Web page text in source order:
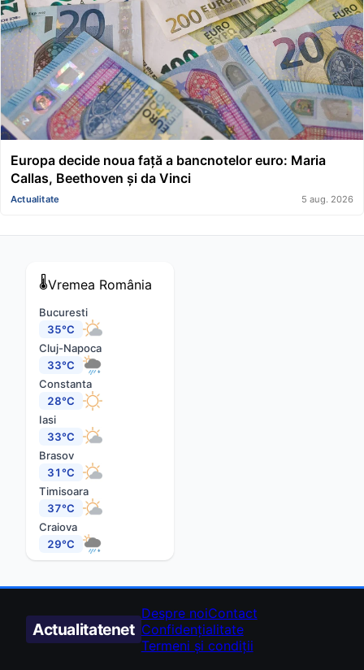
Europa decide noua față a bancnotelor euro: Maria
Callas, Beethoven și da Vinci
Actualitate 5 aug. 2026
🌡️Vremea România
Bucuresti
35°C
Cluj-Napoca
33°C
Constanta
28°C
Iasi
33°C
Brasov
31°C
Timisoara
37°C
Craiova
29°C
Actualitatenet
Despre noiContact
Confidențialitate
Termeni și condiții